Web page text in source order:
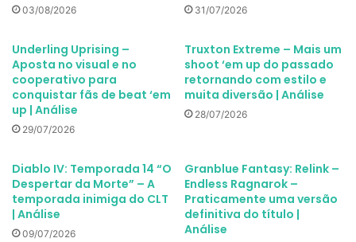
03/08/2026 31/07/2026
Underling Uprising –
Aposta no visual e no
cooperativo para
conquistar fãs de beat ‘em
up | Análise
29/07/2026
Truxton Extreme – Mais um
shoot ‘em up do passado
retornando com estilo e
muita diversão | Análise
28/07/2026
Diablo IV: Temporada 14 “O
Despertar da Morte” – A
temporada inimiga do CLT
| Análise
09/07/2026
Granblue Fantasy: Relink –
Endless Ragnarok –
Praticamente uma versão
definitiva do título |
Análise